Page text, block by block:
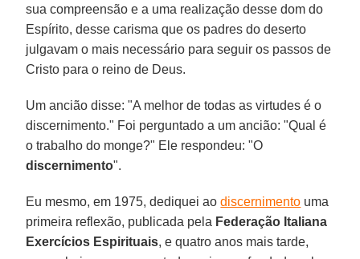
sua compreensão e a uma realização desse dom do
Espírito, desse carisma que os padres do deserto
julgavam o mais necessário para seguir os passos de
Cristo para o reino de Deus.
Um ancião disse: "A melhor de todas as virtudes é o
discernimento." Foi perguntado a um ancião: "Qual é
o trabalho do monge?" Ele respondeu: "O
discernimento".
Eu mesmo, em 1975, dediquei aodiscernimento uma
primeira reflexão, publicada pela Federação Italiana
Exercícios Espirituais, e quatro anos mais tarde,